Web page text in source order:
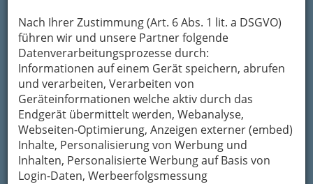
Nach Ihrer Zustimmung (Art. 6 Abs. 1 lit. a DSGVO)
führen wir und unsere Partner folgende
Datenverarbeitungsprozesse durch:
Informationen auf einem Gerät speichern, abrufen
und verarbeiten, Verarbeiten von
Geräteinformationen welche aktiv durch das
Endgerät übermittelt werden, Webanalyse,
Webseiten-Optimierung, Anzeigen externer (embed)
Inhalte, Personalisierung von Werbung und
Inhalten, Personalisierte Werbung auf Basis von
Login-Daten, Werbeerfolgsmessung
Meine Email Adresse
Mein Betreff
Meine Nachricht